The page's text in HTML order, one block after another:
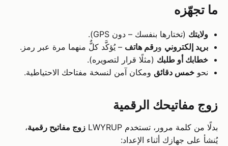
ما تجهّزه
ولايتك (تختارها بنفسك – دون GPS).
بريد إلكتروني ورقم هاتف – يُؤكَّد كلٌّ منهما مرة عبر رمز.
خطابك أو طلبك (مثلًا قرار لتصويره).
نحوخمس دقائق ومكان آمن لنسخة مفتاحك الاحتياطية.
زوج مفاتيحك الرقمية
بدلًا من كلمة مرور، تستخدم LWYRUP زوج مفاتيح رقمية،
يُنشأ على جهازك أثناء الإعداد: